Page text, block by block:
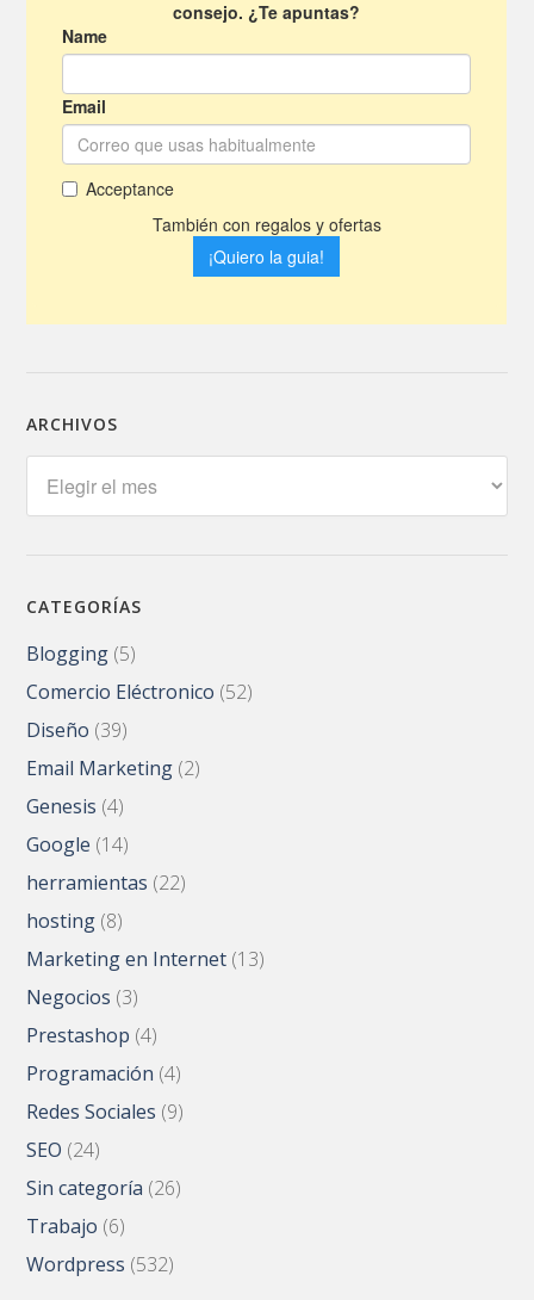
ARCHIVOS
CATEGORÍAS
Blogging (5)
Comercio Eléctronico (52)
Diseño (39)
Email Marketing (2)
Genesis (4)
Google (14)
herramientas (22)
hosting (8)
Marketing en Internet (13)
Negocios (3)
Prestashop (4)
Programación (4)
Redes Sociales (9)
SEO (24)
Sin categoría (26)
Trabajo (6)
Wordpress (532)